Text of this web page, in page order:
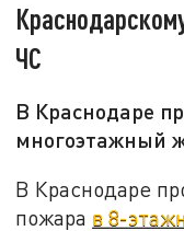
ЧС
В Краснодаре
многоэтажный
В Краснодаре
пожара в 8-